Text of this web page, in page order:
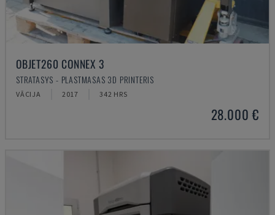
OBJET260 CONNEX 3
STRATASYS - PLASTMASAS 3D PRINTERIS
VĀCIJA 2017 342 HRS
28.000 €